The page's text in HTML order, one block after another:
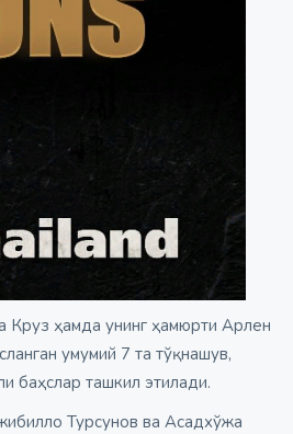
ҳамда унинг ҳамюрти Арлен
умумий 7 та тўқнашув,
баҳслар ташкил этилади.
Турсунов ва Асадхўжа